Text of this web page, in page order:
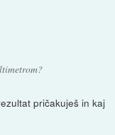
pričakuješ in kaj